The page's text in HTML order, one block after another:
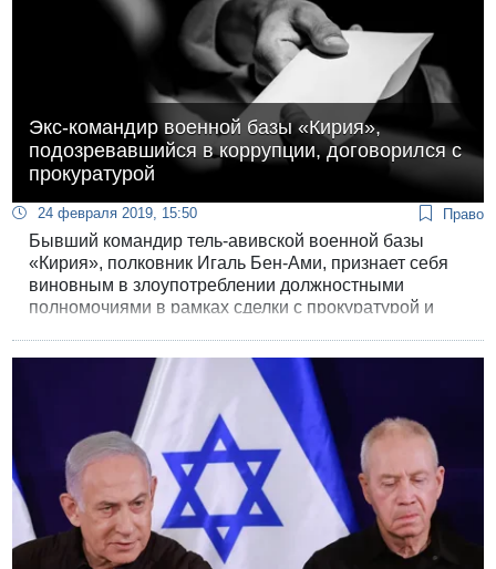
Экс-командир военной базы «Кирия»,
подозревавшийся в коррупции, договорился с
прокуратурой
24 февраля 2019, 15:50 Право
Бывший командир тель-авивской военной базы
«Кирия», полковник Игаль Бен-Ами, признает себя
виновным в злоупотреблении должностными
полномочиями в рамках сделки с прокуратурой и